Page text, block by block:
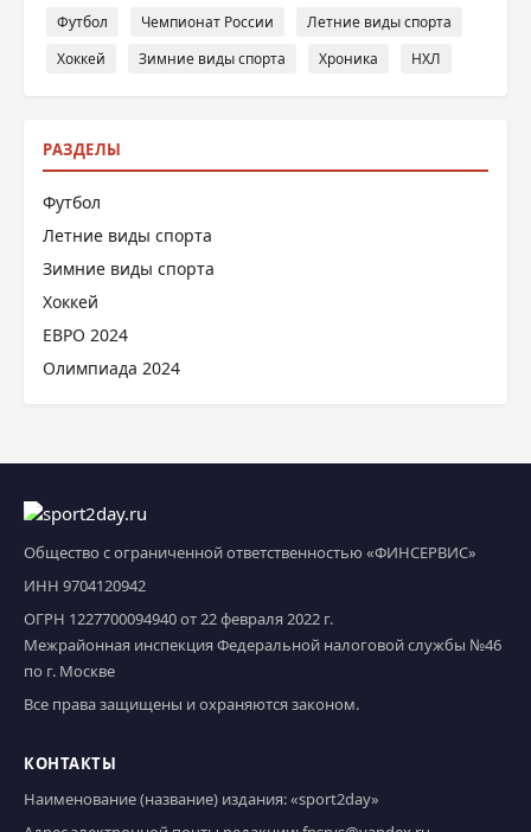
Футбол Чемпионат России
Летние виды спорта
Хоккей
Зимние виды спорта Хроника НХЛ
РАЗДЕЛЫ
Футбол
Летние виды спорта
Зимние виды спорта
Хоккей
ЕВРО 2024
Олимпиада 2024
Общество с ограниченной ответственностью «ФИНСЕРВИС»
ИНН 9704120942
ОГРН 1227700094940 от 22 февраля 2022 г.
Межрайонная инспекция Федеральной налоговой службы №46
по г. Москве
Все права защищены и охраняются законом.
КОНТАКТЫ
Наименование (название) издания: «sport2day»